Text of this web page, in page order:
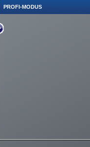
PROFI-MODUS